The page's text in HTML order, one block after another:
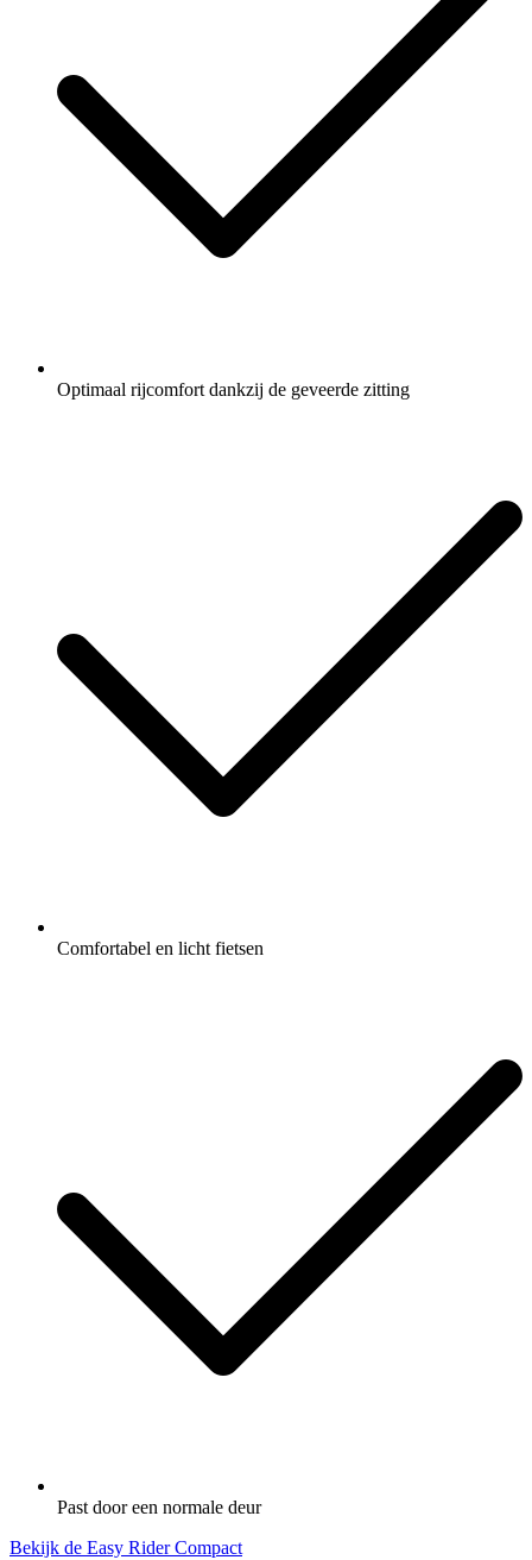
Optimaal rijcomfort dankzij de geveerde zitting
Comfortabel en licht fietsen
Past door een normale deur
Bekijk de Easy Rider Compact